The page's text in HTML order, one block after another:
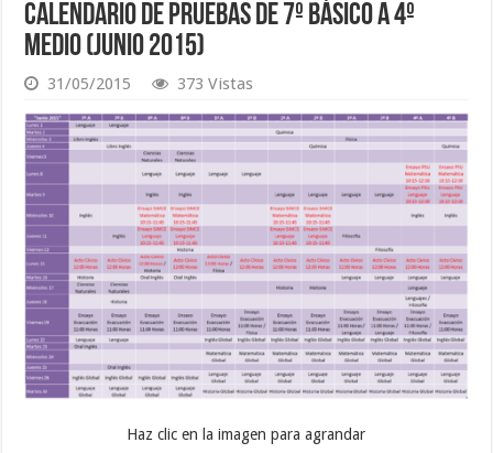
Calendario de Pruebas de 7º Básico a 4º
Medio (Junio 2015)
31/05/2015 373 Vistas
Haz clic en la imagen para agrandar